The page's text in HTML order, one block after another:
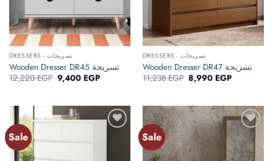
DRESSERS - تسريحات
Wooden Dresser DR45 تسريحة
12,220EGP Original
price
9,400 EGPCurrent
DRESSERS - تسريحات
Wooden Dresser DR47 تسريحة
11,238EGP Original
price
8,990 EGPCurrent
Sale Sale
Add to
wishlist